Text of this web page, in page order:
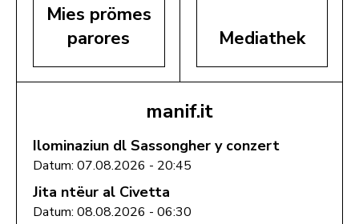
Mies prömes
parores
Mediathek
manif.it
Ilominaziun dl Sassongher y conzert
Datum: 07.08.2026 - 20:45
Jita ntëur al Civetta
Datum: 08.08.2026 - 06:30